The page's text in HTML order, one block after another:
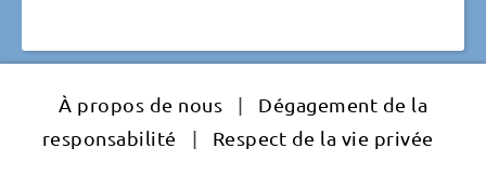
À propos de nous |
Dégagement de la
responsabilité
|
Respect de la vie privée